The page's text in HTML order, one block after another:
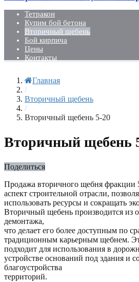
Тетракон
Купим бой бетона
Вторичный щебень
Бой кирпича
Цены
Контакты
Главная
/
Вторичный щебень
/
Вторичный щебень 5-20
Вторичный щебень
Поделиться
Продажа вторичного щебня
аспект строительной отрасли,
использовать ресурсы и сокращать
Вторичный щебень производится из
демонтажа,
что делает его более доступным по
традиционным карьерным щебнем.
подходит для использования в
устройстве оснований под здания и
благоустройства
территорий.